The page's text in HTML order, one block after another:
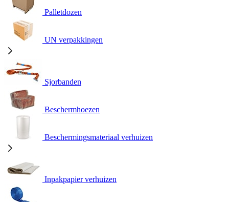
Palletdozen
UN verpakkingen
Sjorbanden
Beschermhoezen
Beschermingsmateriaal verhuizen
Inpakpapier verhuizen